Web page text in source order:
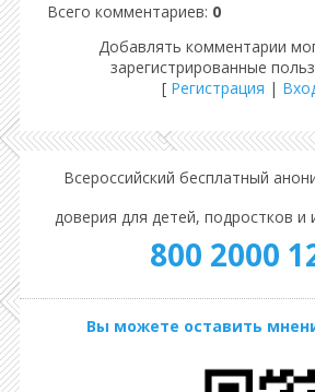
Всего комментариев: 0
Добавлять комментарии
зарегистрированные
[ Регистрация |
Всероссийский бесплатный
доверия для детей, подростков и
800 2000
Вы можете оставить